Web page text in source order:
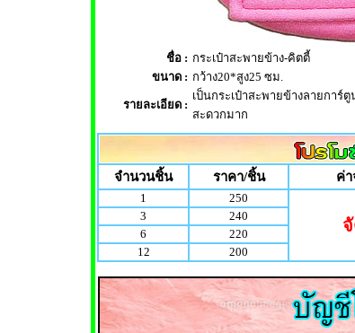
ชื่อ : กระเป๋าสะพายข้าง-คิตตี้
ขนาด : กว้าง20*สูง25 ซม.
รายละเอียด :
เป็นกระเป๋าสะพายข้างลายการ์
สะดวกมาก
จำนวนชิ้น ราคา/ชิ้น ค่
1 250
3
240
6
220
12
200